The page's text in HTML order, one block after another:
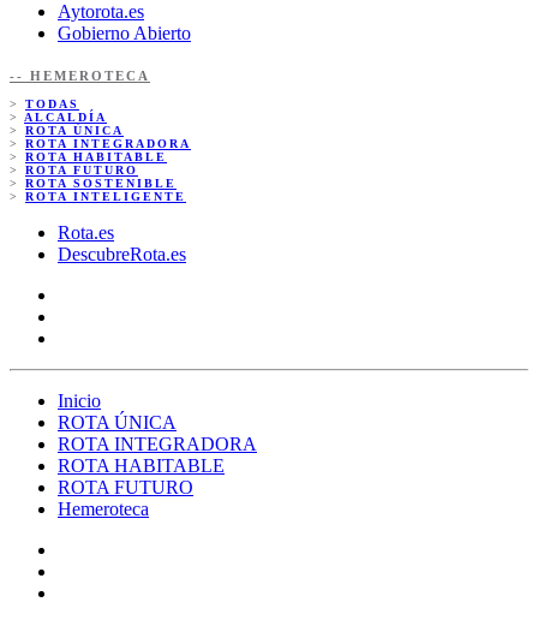
Aytorota.es
Gobierno Abierto
-- HEMEROTECA
> TODAS
> ALCALDÍA
> ROTA ÚNICA
> ROTA INTEGRADORA
> ROTA HABITABLE
> ROTA FUTURO
> ROTA SOSTENIBLE
> ROTA INTELIGENTE
Rota.es
DescubreRota.es
Inicio
ROTA ÚNICA
ROTA INTEGRADORA
ROTA HABITABLE
ROTA FUTURO
Hemeroteca